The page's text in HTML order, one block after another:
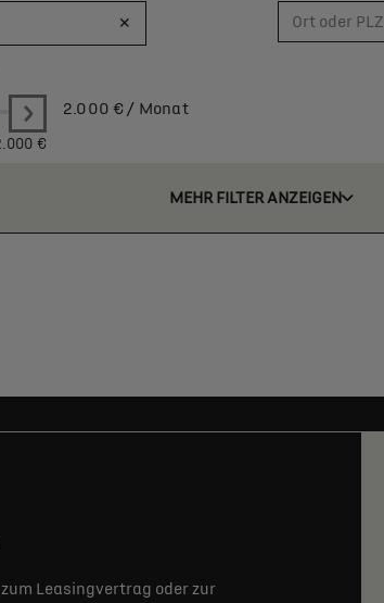
× Ort oder PLZ
€
2.000 € / Monat
MEHR FILTER ANZEIGEN
Leasingvertrag oder zur